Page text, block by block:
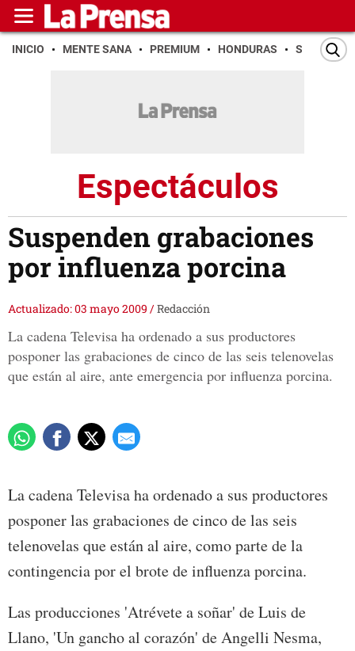
INICIO MENTE SANA PREMIUM HONDURAS SAN PEDRO
Espectáculos
Suspenden grabaciones
por influenza porcina
Actualizado: 03 mayo 2009 /Redacción
La cadena Televisa ha ordenado a sus productores
posponer las grabaciones de cinco de las seis telenovelas
que están al aire, ante emergencia por influenza porcina.
La cadena Televisa ha ordenado a sus productores
posponer las grabaciones de cinco de las seis
telenovelas que están al aire, como parte de la
contingencia por el brote de influenza porcina.
Las producciones 'Atrévete a soñar' de Luis de
Llano, 'Un gancho al corazón' de Angelli Nesma,